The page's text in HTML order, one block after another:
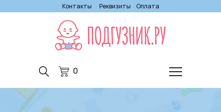
Контакты Реквизиты Оплата
0